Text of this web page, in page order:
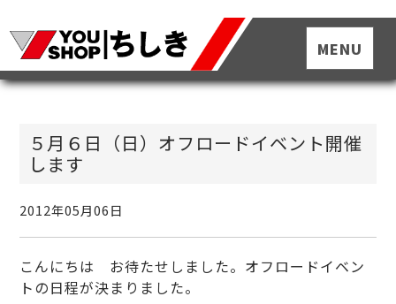
５月６日（日）オフロードイベント開催
します
2012年05月06日
こんにちは お待たせしました。オフロードイベン
トの日程が決まりました。